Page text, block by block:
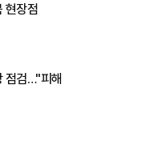
현장점
점검…"피해